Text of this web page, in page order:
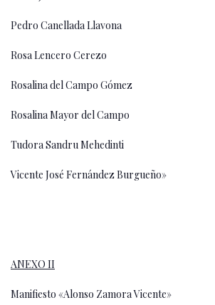
Pedro Canellada Llavona
Rosa Lencero Cerezo
Rosalina del Campo Gómez
Rosalina Mayor del Campo
Tudora Sandru Mehedinti
Vicente José Fernández Burgueño»
ANEXO II
Manifiesto «Alonso Zamora Vicente»